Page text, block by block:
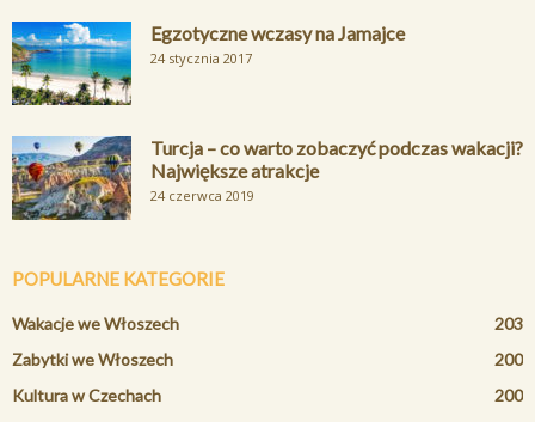
Egzotyczne wczasy na Jamajce
24 stycznia 2017
Turcja – co warto zobaczyć podczas wakacji?
Największe atrakcje
24 czerwca 2019
POPULARNE KATEGORIE
Wakacje we Włoszech
203
Zabytki we Włoszech
200
Kultura w Czechach
200